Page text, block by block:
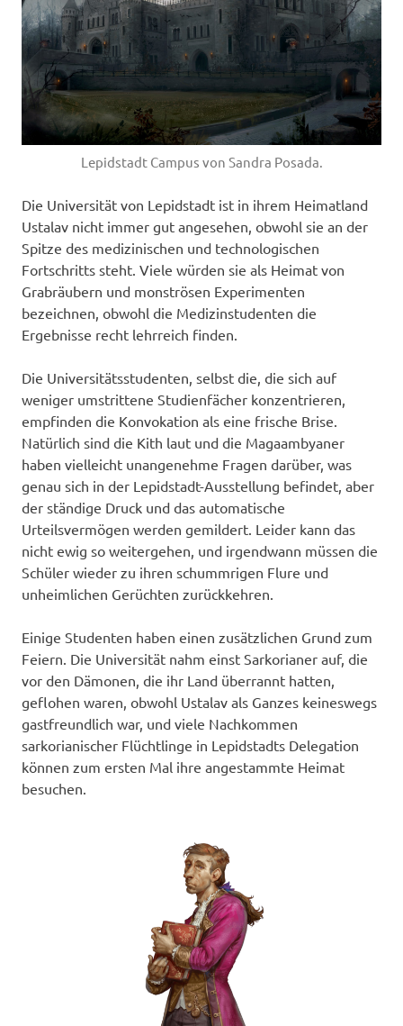
Lepidstadt Campus von Sandra Posada.
Die Universität von Lepidstadt ist in ihrem Heimatland
Ustalav nicht immer gut angesehen, obwohl sie an der
Spitze des medizinischen und technologischen
Fortschritts steht. Viele würden sie als Heimat von
Grabräubern und monströsen Experimenten
bezeichnen, obwohl die Medizinstudenten die
Ergebnisse recht lehrreich finden.
Die Universitätsstudenten, selbst die, die sich auf
weniger umstrittene Studienfächer konzentrieren,
empfinden die Konvokation als eine frische Brise.
Natürlich sind die Kith laut und die Magaambyaner
haben vielleicht unangenehme Fragen darüber, was
genau sich in der Lepidstadt-Ausstellung befindet, aber
der ständige Druck und das automatische
Urteilsvermögen werden gemildert. Leider kann das
nicht ewig so weitergehen, und irgendwann müssen die
Schüler wieder zu ihren schummrigen Flure und
unheimlichen Gerüchten zurückkehren.
Einige Studenten haben einen zusätzlichen Grund zum
Feiern. Die Universität nahm einst Sarkorianer auf, die
vor den Dämonen, die ihr Land überrannt hatten,
geflohen waren, obwohl Ustalav als Ganzes keineswegs
gastfreundlich war, und viele Nachkommen
sarkorianischer Flüchtlinge in Lepidstadts Delegation
können zum ersten Mal ihre angestammte Heimat
besuchen.